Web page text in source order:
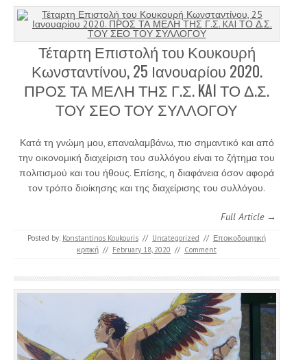
Τέταρτη Επιστολή του Κουκουρή
Κωνσταντίνου, 25 Ιανουαρίου 2020.
ΠΡΟΣ ΤΑ ΜΕΛΗ ΤΗΣ Γ.Σ. KAI ΤΟ Δ.Σ.
ΤΟΥ ΣΕΟ ΤΟΥ ΣΥΛΛΟΓΟΥ
Κατά τη γνώμη μου, επαναλαμβάνω, πιο σημαντικό και από
την οικονομική διαχείριση του συλλόγου είναι το ζήτημα του
πολιτισμού και του ήθους. Επίσης, η διαφάνεια όσον αφορά
τον τρόπο διοίκησης και της διαχείρισης του συλλόγου.
Full Article →
Posted by: Konstantinos Koukouris // Uncategorized // Εποικοδομητική
κριτική // February 18, 2020 // Comment